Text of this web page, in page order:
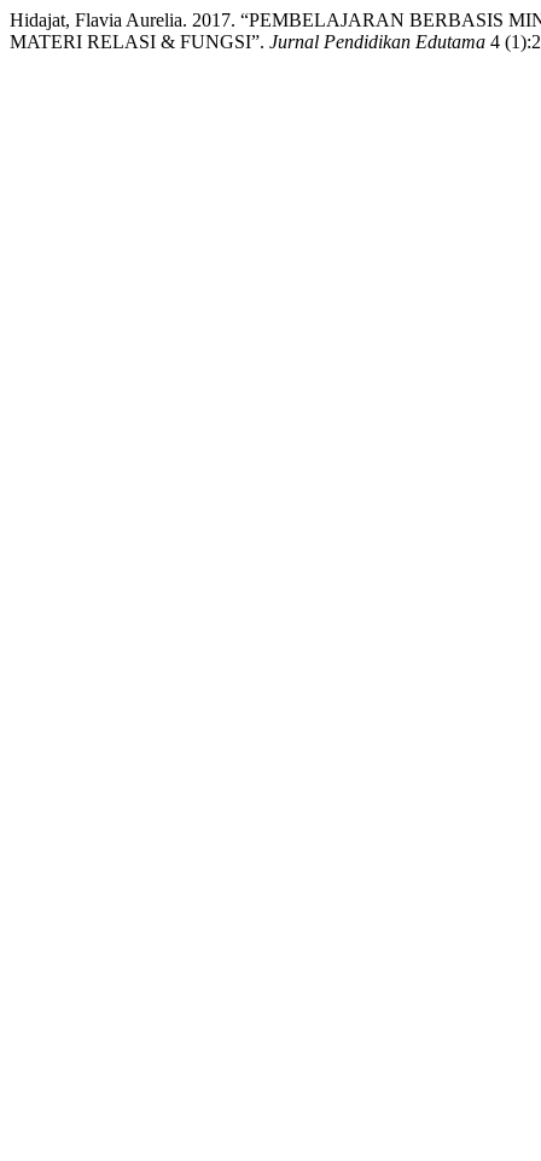
Hidajat, Flavia Aurelia. 2017. “PEMBELAJARAN BERBASIS
MATERI RELASI & FUNGSI”. Jurnal Pendidikan Edutama 4